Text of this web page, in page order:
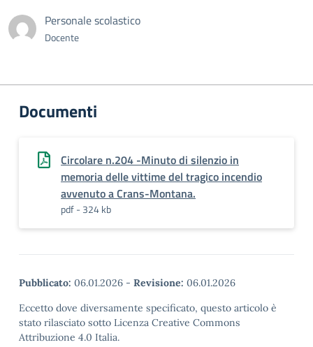
Personale scolastico
Docente
Documenti
Circolare n.204 -Minuto di silenzio in
memoria delle vittime del tragico incendio
avvenuto a Crans-Montana.
pdf - 324 kb
Pubblicato: 06.01.2026 - Revisione: 06.01.2026
Eccetto dove diversamente specificato, questo articolo è
stato rilasciato sotto Licenza Creative Commons
Attribuzione 4.0 Italia.